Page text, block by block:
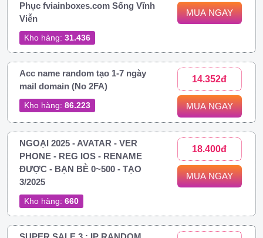
Phục fviainboxes.com Sống Vĩnh
Viễn
Kho hàng: 31.436
MUA NGAY
Acc name random tạo 1-7 ngày
mail domain (No 2FA)
Kho hàng: 86.223
14.352đ
MUA NGAY
NGOẠI 2025 - AVATAR - VER
PHONE - REG IOS - RENAME
ĐƯỢC - BẠN BÈ 0~500 - TẠO
3/2025
Kho hàng: 660
18.400đ
MUA NGAY